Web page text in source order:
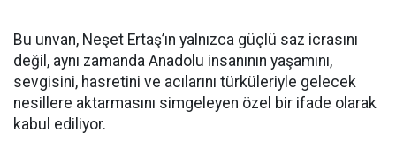
Bu unvan, Neşet Ertaş’ın yalnızca güçlü saz icrasını
değil, aynı zamanda Anadolu insanının yaşamını,
sevgisini, hasretini ve acılarını türküleriyle gelecek
nesillere aktarmasını simgeleyen özel bir ifade olarak
kabul ediliyor.